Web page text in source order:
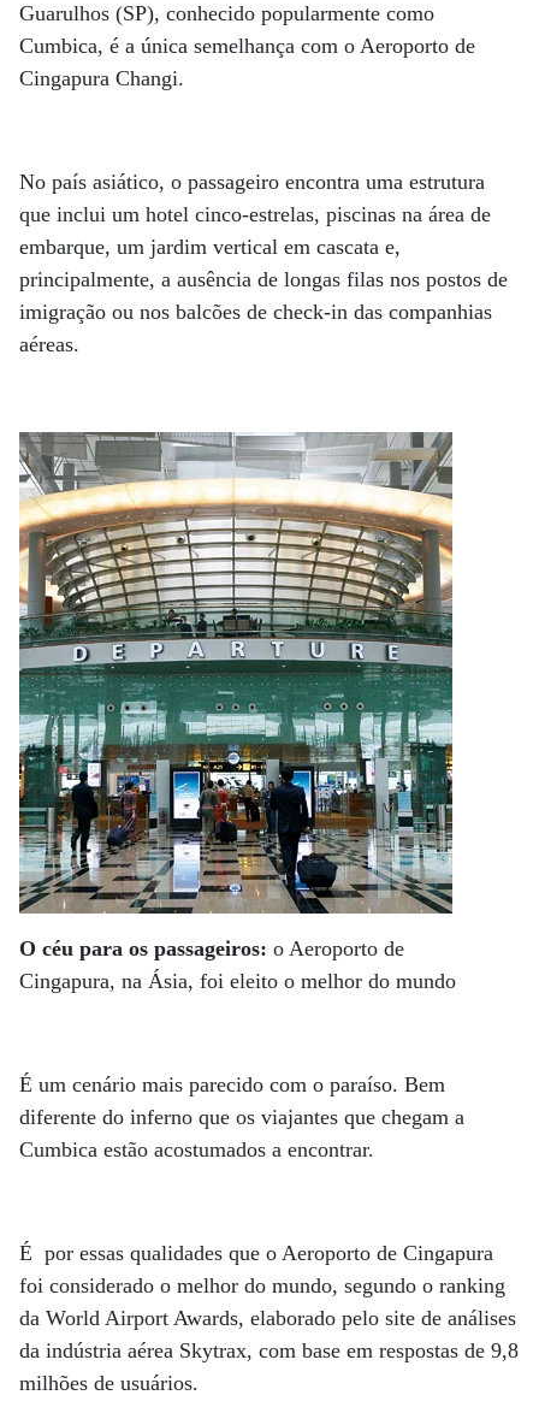
Guarulhos (SP), conhecido popularmente como
Cumbica, é a única semelhança com o Aeroporto de
Cingapura Changi.
No país asiático, o passageiro encontra uma estrutura
que inclui um hotel cinco-estrelas, piscinas na área de
embarque, um jardim vertical em cascata e,
principalmente, a ausência de longas filas nos postos de
imigração ou nos balcões de check-in das companhias
aéreas.
O céu para os passageiros: o Aeroporto de
Cingapura, na Ásia, foi eleito o melhor do mundo
É um cenário mais parecido com o paraíso. Bem
diferente do inferno que os viajantes que chegam a
Cumbica estão acostumados a encontrar.
É por essas qualidades que o Aeroporto de Cingapura
foi considerado o melhor do mundo, segundo o ranking
da World Airport Awards, elaborado pelo site de análises
da indústria aérea Skytrax, com base em respostas de 9,8
milhões de usuários.